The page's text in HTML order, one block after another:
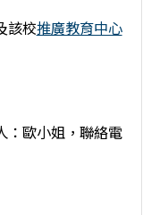
該校推廣教育中心
：歐小姐，聯絡電